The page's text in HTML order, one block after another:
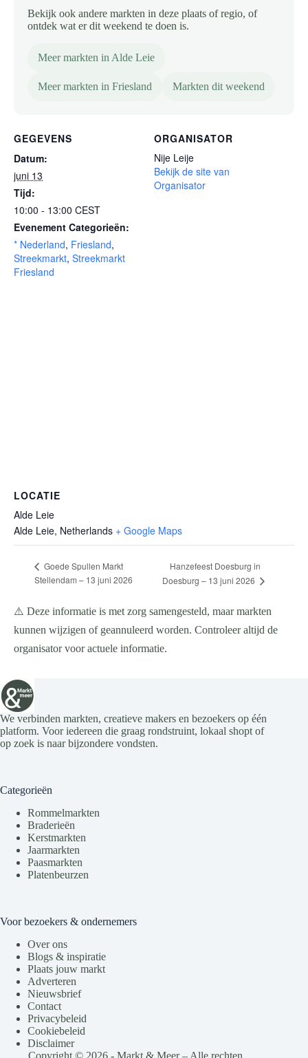
Bekijk ook andere markten in deze plaats of regio, of
ontdek wat er dit weekend te doen is.
Meer markten in Alde Leie
Meer markten in Friesland Markten dit weekend
GEGEVENS
Datum:
juni 13
Tijd:
10:00 - 13:00 CEST
Evenement Categorieën:
* Nederland, Friesland,
Streekmarkt, Streekmarkt
Friesland
ORGANISATOR
Nije Leije
Bekijk de site van
Organisator
LOCATIE
Alde Leie
Alde Leie, Netherlands + Google Maps
Goede Spullen Markt
Stellendam – 13 juni 2026
Hanzefeest Doesburg in
Doesburg – 13 juni 2026
⚠️ Deze informatie is met zorg samengesteld, maar markten
kunnen wijzigen of geannuleerd worden. Controleer altijd de
organisator voor actuele informatie.
We verbinden markten, creatieve makers en bezoekers op één
platform. Voor iedereen die graag rondstruint, lokaal shopt of
op zoek is naar bijzondere vondsten.
Categorieën
Rommelmarkten
Braderieën
Kerstmarkten
Jaarmarkten
Paasmarkten
Platenbeurzen
Voor bezoekers & ondernemers
Over ons
Blogs & inspiratie
Plaats jouw markt
Adverteren
Nieuwsbrief
Contact
Privacybeleid
Cookiebeleid
Disclaimer
Copyright © 2026 - Markt & Meer – Alle rechten